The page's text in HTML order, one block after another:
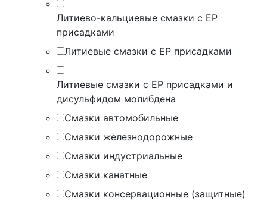
Литиево-кальциевые смазки с EP
присадками
Литиевые смазки с EP присадками
Литиевые смазки с EP присадками и
дисульфидом молибдена
Смазки автомобильные
Смазки железнодорожные
Смазки индустриальные
Смазки канатные
Смазки консервационные (защитные)